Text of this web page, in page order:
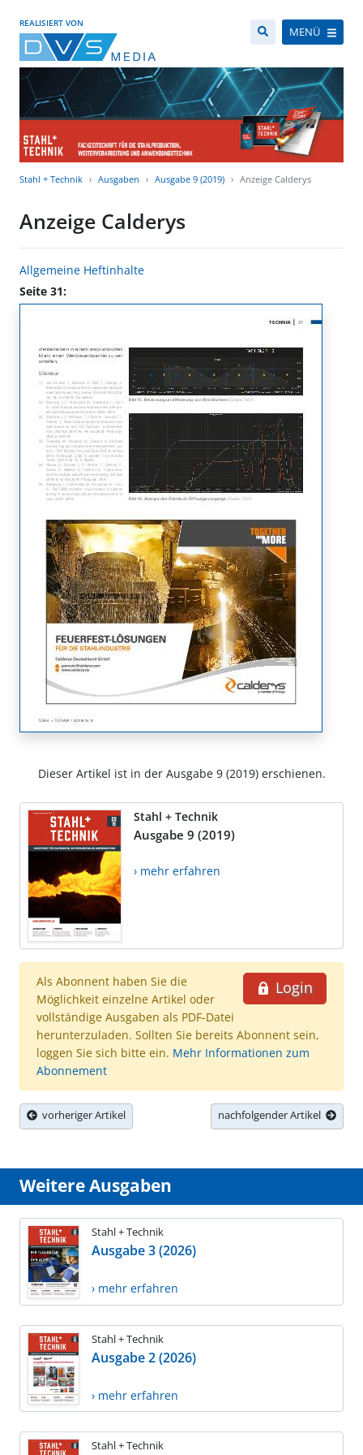
REALISIERT VON
MENÜ
Stahl + Technik Ausgaben Ausgabe 9 (2019) Anzeige Calderys
Anzeige Calderys
Allgemeine Heftinhalte
Seite 31:
Dieser Artikel ist in der Ausgabe 9 (2019) erschienen.
Stahl + Technik
Ausgabe 9 (2019)
› mehr erfahren
Login
Als Abonnent haben Sie die
Möglichkeit einzelne Artikel oder
vollständige Ausgaben als PDF-Datei
herunterzuladen. Sollten Sie bereits Abonnent sein,
loggen Sie sich bitte ein. Mehr Informationen zum
Abonnement
vorheriger Artikel nachfolgender Artikel
Weitere Ausgaben
Stahl + Technik
Ausgabe 3 (2026)
› mehr erfahren
Stahl + Technik
Ausgabe 2 (2026)
› mehr erfahren
Stahl + Technik